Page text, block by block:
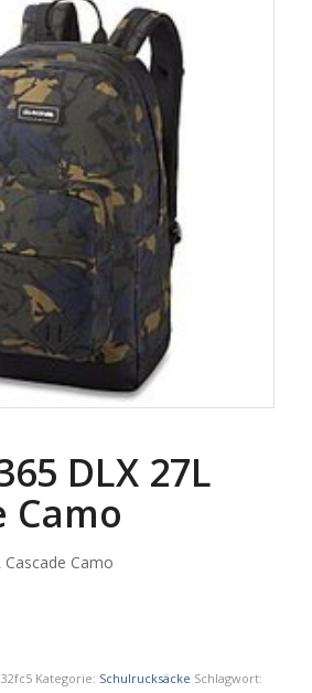
DLX 27L
Camo
Camo
Kategorie: Schulrucksäcke Schlagwort: